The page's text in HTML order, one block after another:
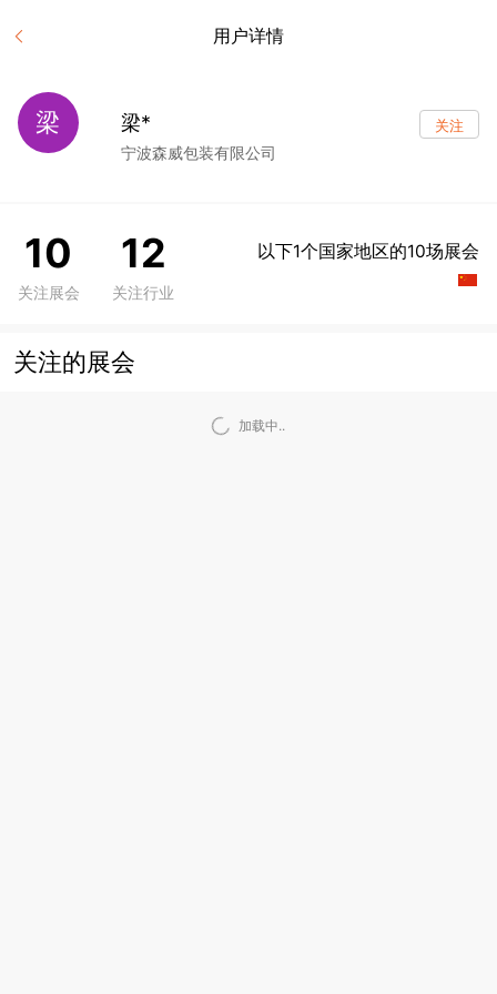
用户详情
梁 梁*
宁波森威包装有限公司
关注
10
关注展会
12
关注行业
以下1个国家地区的10场展会
关注的展会
加载中..